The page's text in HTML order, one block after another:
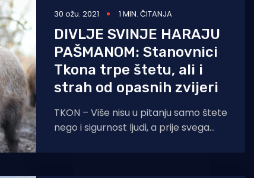
30 ožu. 2021 1 MIN. ČITANJA
DIVLJE SVINJE HARAJU
PAŠMANOM: Stanovnici
Tkona trpe štetu, ali i
strah od opasnih zvijeri
TKON – Više nisu u pitanju samo štete
nego i sigurnost ljudi, a prije svega
pašmanskog